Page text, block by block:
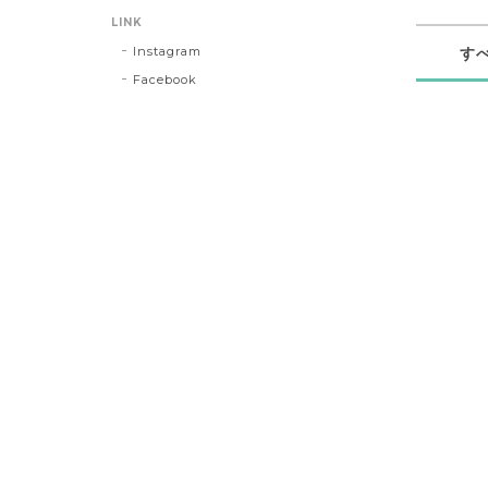
す
LINK
Instagram
Facebook